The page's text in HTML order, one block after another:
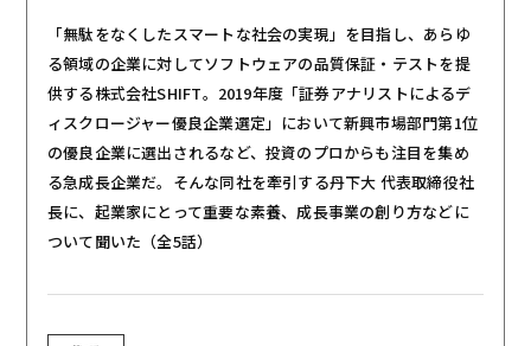
「無駄をなくしたスマートな社会の実現」を目指し、あらゆ
る領域の企業に対してソフトウェアの品質保証・テストを提
供する株式会社SHIFT。2019年度「証券アナリストによるデ
ィスクロージャー優良企業選定」において新興市場部門第1位
の優良企業に選出されるなど、投資のプロからも注目を集め
る急成長企業だ。そんな同社を牽引する丹下大 代表取締役社
長に、起業家にとって重要な素養、成長事業の創り方などに
ついて聞いた（全5話）